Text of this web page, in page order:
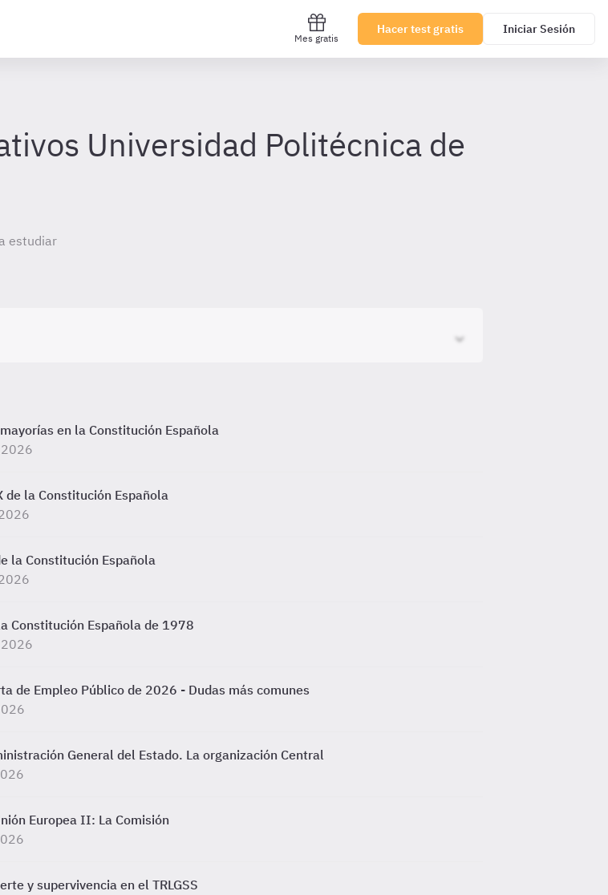
Mes gratis
Hacer test gratis Iniciar Sesión
Universidad Politécnica de
estudiar
en la Constitución Española
de la Constitución Española
la Constitución Española
Constitución Española de 1978
de Empleo Público de 2026 - Dudas más comunes
General del Estado. La organización Central
Europea II: La Comisión
y supervivencia en el TRLGSS